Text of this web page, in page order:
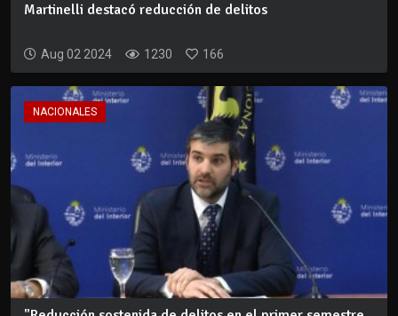
Martinelli destacó reducción de delitos
Aug 02 2024 1230 166
NACIONALES